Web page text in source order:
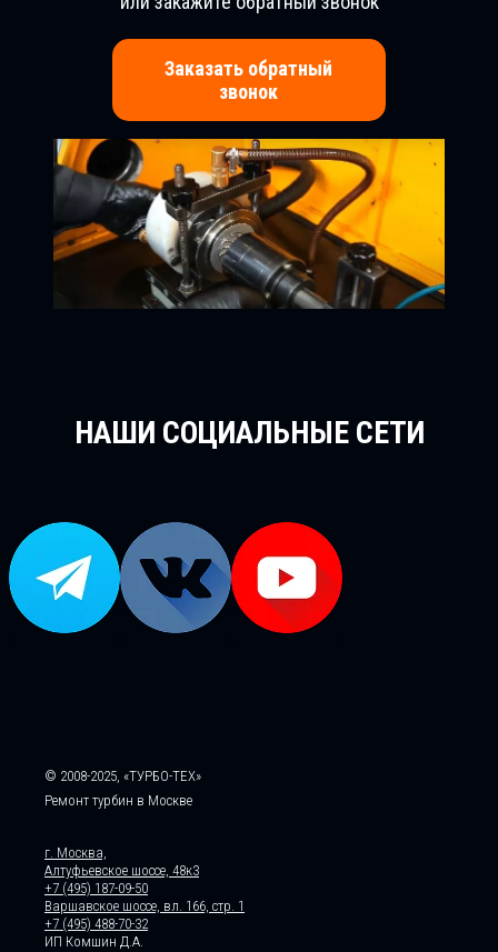
Заказать обратный
звонок
НАШИ СОЦИАЛЬНЫЕ СЕТИ
© 2008-2025, «ТУРБО-ТЕХ»
Ремонт турбин в Москве
г. Москва,
Алтуфьевское шоссе, 48к3
+7 (495) 187-09-50
Варшавское шоссе, вл. 166, стр. 1
+7 (495) 488-70-32
ИП Комшин Д.А.